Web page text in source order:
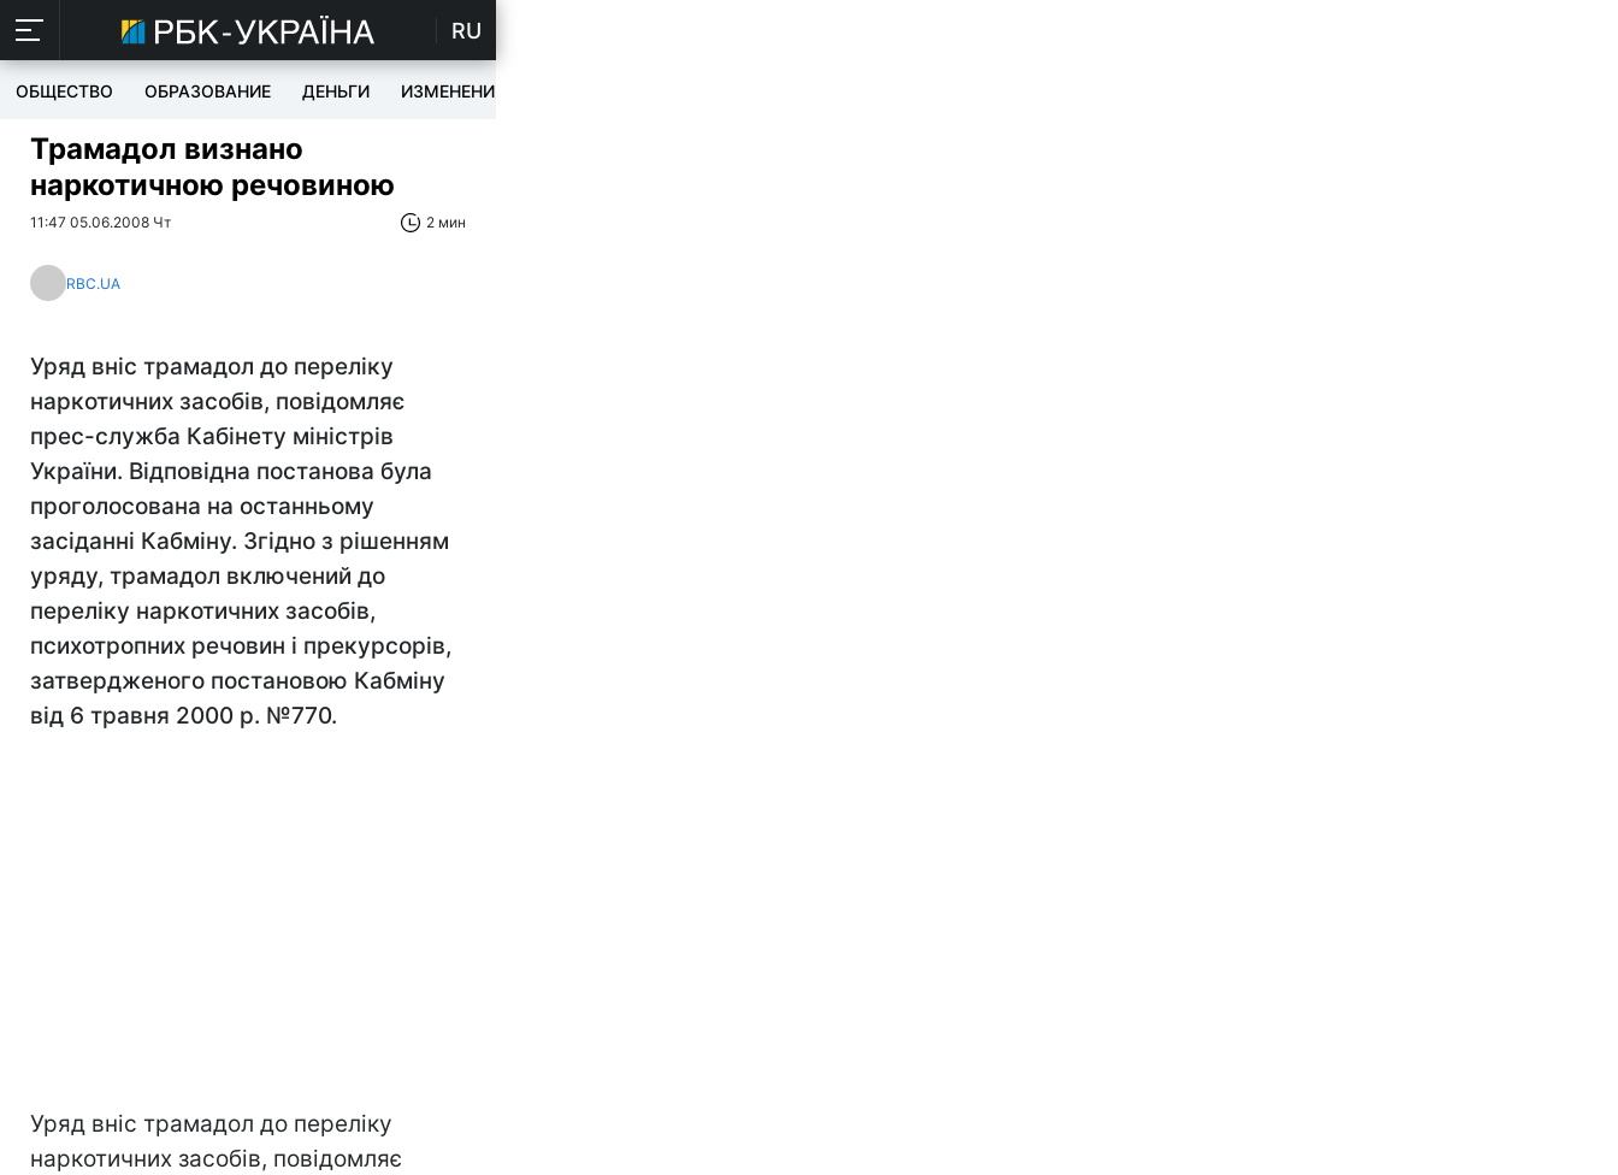
RU
ОБЩЕСТВО ОБРАЗОВАНИЕ ДЕНЬГИ ИЗМЕНЕНИЯ
Трамадол визнано
наркотичною речовиною
11:47 05.06.2008 Чт 2 мин
RBC.UA
Уряд вніс трамадол до переліку
наркотичних засобів, повідомляє
прес-служба Кабінету міністрів
України. Відповідна постанова була
проголосована на останньому
засіданні Кабміну. Згідно з рішенням
уряду, трамадол включений до
переліку наркотичних засобів,
психотропних речовин і прекурсорів,
затвердженого постановою Кабміну
від 6 травня 2000 р. №770.
Уряд вніс трамадол до переліку
наркотичних засобів, повідомляє